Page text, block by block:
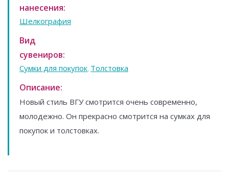
нанесения:
Шелкография
Вид
сувениров:
Сумки для покупок, Толстовка
Описание:
Новый стиль ВГУ смотрится очень современно,
молодежно. Он прекрасно смотрится на сумках для
покупок и толстовках.